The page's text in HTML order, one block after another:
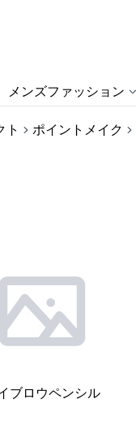
メンズファッション
ト ポイントメイク
ブロウペンシル